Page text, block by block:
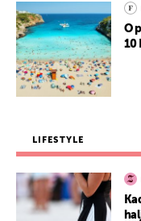
O
10
LIFESTYLE